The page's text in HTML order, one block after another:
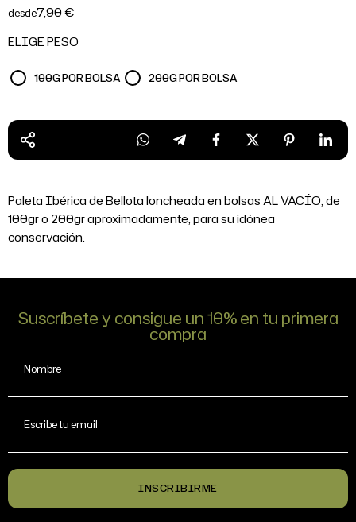
desde7,90 €
ELIGE PESO
100G POR BOLSA 200G POR BOLSA
Paleta Ibérica de Bellota loncheada en bolsas AL VACÍO, de
100gr o 200gr aproximadamente, para su idónea
conservación.
Suscríbete y consigue un 10% en tu primera
compra
Nombre
Escribe tu email
INSCRIBIRME